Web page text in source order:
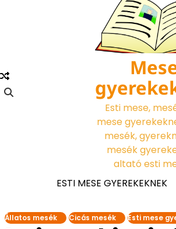
Esti mese,
mese
mesék,
mesék
altató esti
ESTI MESE GYEREKEKNEK
Állatos mesék Cicás mesék Esti mese